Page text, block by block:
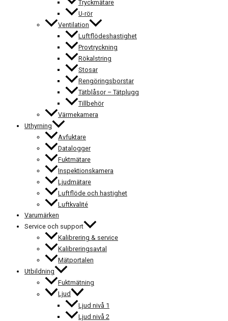
Tryckmätare
U-rör
Ventilation
Luftflödeshastighet
Provtryckning
Rökalstring
Stosar
Rengöringsborstar
Tätblåsor – Tätplugg
Tillbehör
Värmekamera
Uthyrning
Avfuktare
Datalogger
Fuktmätare
Inspektionskamera
Ljudmätare
Luftflöde och hastighet
Luftkvalité
Varumärken
Service och support
Kalibrering & service
Kalibreringsavtal
Mätportalen
Utbildning
Fuktmätning
Ljud
Ljud nivå 1
Ljud nivå 2